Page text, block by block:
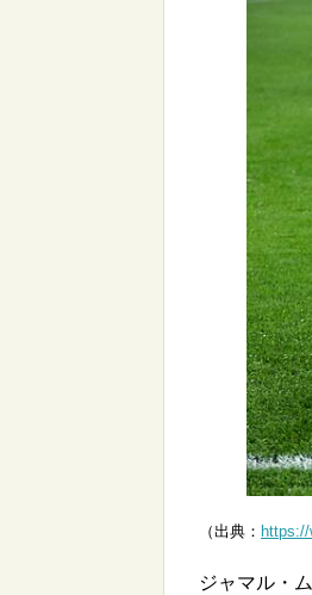
（出典：
ジャマル・